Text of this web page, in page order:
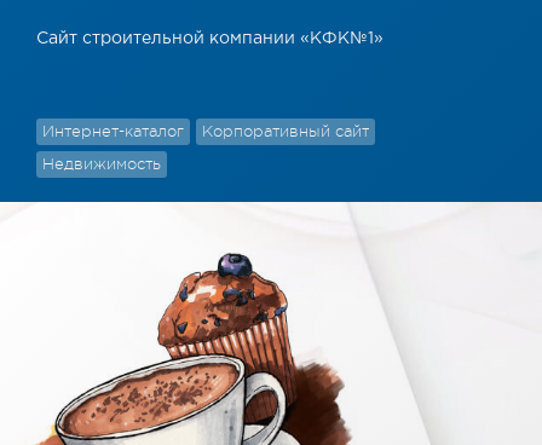
Сайт строительной компании «КФК№1»
Интернет-каталог
Корпоративный сайт
Недвижимость